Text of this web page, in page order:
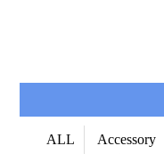
ALL Accessory